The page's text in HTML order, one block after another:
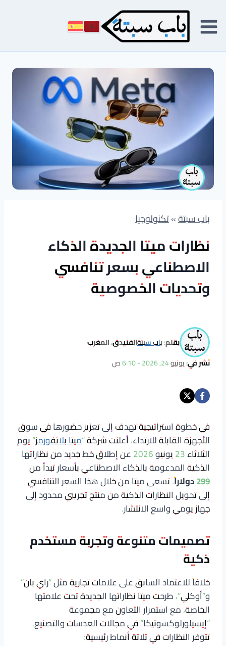
إلى
المحتوى
باب سبتة»تكنولوجيا
نظارات ميتا الجديدة الذكاء
الاصطناعي بسعر تنافسي
وتحديات الخصوصية
بقلم:باب سبتةالفنيدق، المغرب
نُشر في:يونيو 24, 2026 - 6:10 ص
في خطوة استراتيجية تهدف إلى تعزيز حضورها في سوق
الأجهزة القابلة للارتداء، أعلنت شركة “ميتا بلاتفورمز” يوم
الثلاثاء 23 يونيو 2026 عن إطلاق خط جديد من نظاراتها
الذكية المدعومة بالذكاء الاصطناعي بأسعار تبدأ من
299 دولاراً
. تسعى ميتا من خلال هذا السعر التنافسي
إلى تحويل النظارات الذكية من منتج تجريبي محدود إلى
جهاز يومي واسع الانتشار.
تصميمات متنوعة وتجربة مستخدم
ذكية
خلافاً للاعتماد السابق على علامات تجارية مثل “راي بان”
و”أوكلي”، طرحت ميتا نظاراتها الجديدة تحت علامتها
الخاصة، مع استمرار التعاون مع مجموعة
“إيسيلورلوكسوتيكا” في مجالات العدسات والتصنيع.
تتوفر النظارات في ثلاثة أنماط رئيسية: